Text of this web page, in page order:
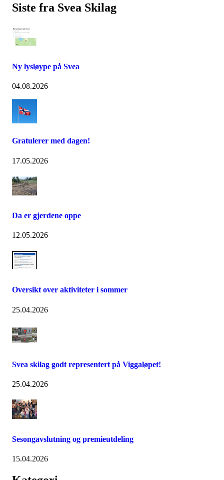
Siste fra Svea Skilag
Ny lysløype på Svea
04.08.2026
Gratulerer med dagen!
17.05.2026
Da er gjerdene oppe
12.05.2026
Oversikt over aktiviteter i sommer
25.04.2026
Svea skilag godt representert på Viggaløpet!
25.04.2026
Sesongavslutning og premieutdeling
15.04.2026